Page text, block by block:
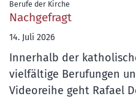
Berufe der Kirche:
Nachgefragt
14. Juli 2026
Innerhalb der
vielfältige Berufungen
Videoreihe geht Rafael